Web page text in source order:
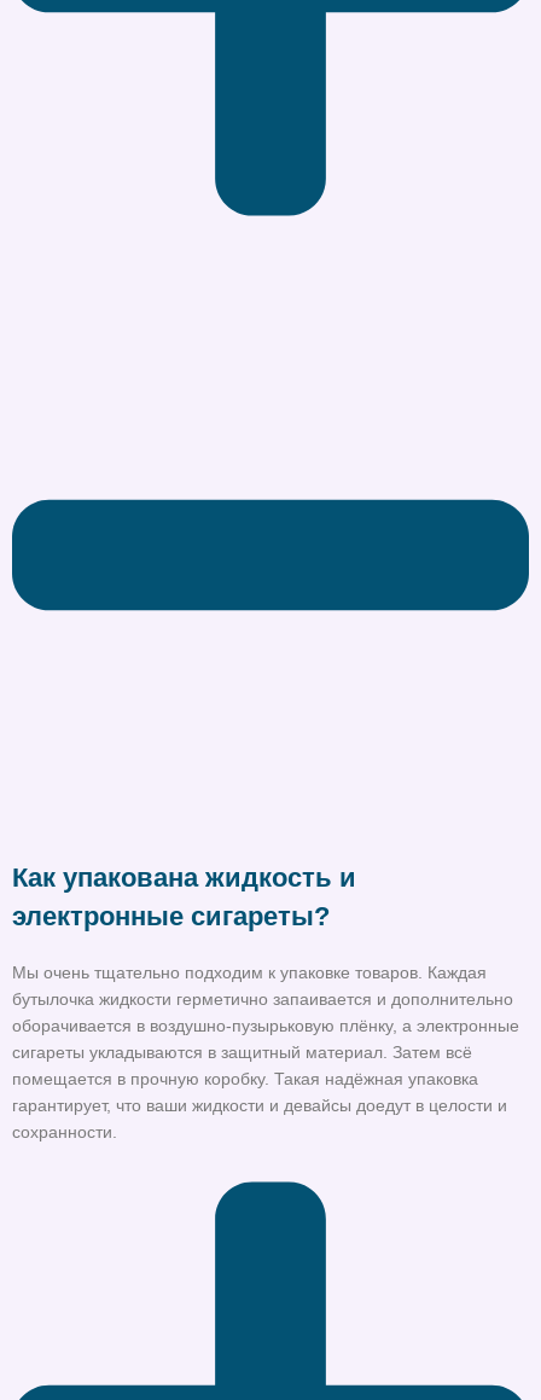
Как упакована жидкость и
электронные сигареты?
Мы очень тщательно подходим к упаковке товаров. Каждая
бутылочка жидкости герметично запаивается и дополнительно
оборачивается в воздушно-пузырьковую плёнку, а электронные
сигареты укладываются в защитный материал. Затем всё
помещается в прочную коробку. Такая надёжная упаковка
гарантирует, что ваши жидкости и девайсы доедут в целости и
сохранности.